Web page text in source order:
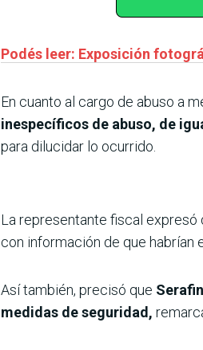
Podés leer: Exposición
En cuanto al cargo de abuso a
inespecíficos de abuso, de
para dilucidar lo ocurrido.
La representante fiscal expresó
con información de que habrían
Así también, precisó que
medidas de seguridad,